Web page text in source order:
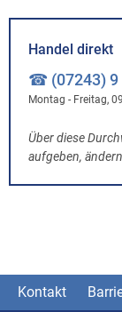
Handel direkt
☎ (07243) 9
Montag - Freitag,
Über diese
aufgeben,
Kontakt